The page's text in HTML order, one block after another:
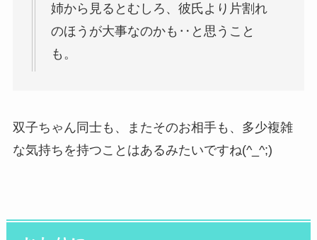
姉から見るとむしろ、彼氏より片割れ
のほうが大事なのかも‥と思うこと
も。
双子ちゃん同士も、またそのお相手も、多少複雑
な気持ちを持つことはあるみたいですね(^_^;)